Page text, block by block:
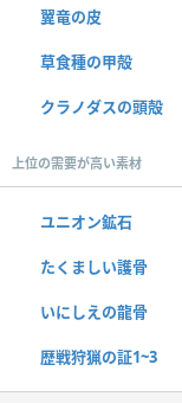
翼竜の皮
草食種の甲殻
クラノダスの頭殻
上位の需要が高い素材
ユニオン鉱石
たくましい護骨
いにしえの龍骨
歴戦狩猟の証1~3